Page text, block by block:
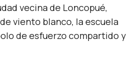
vecina de Loncopué,
viento blanco, la escuela
de esfuerzo compartido y